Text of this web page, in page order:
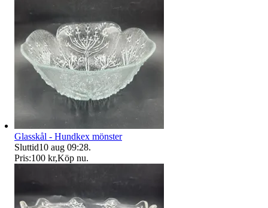
Glasskål - Hundkex mönster
Sluttid10 aug 09:28.
Pris:100 kr,Köp nu.